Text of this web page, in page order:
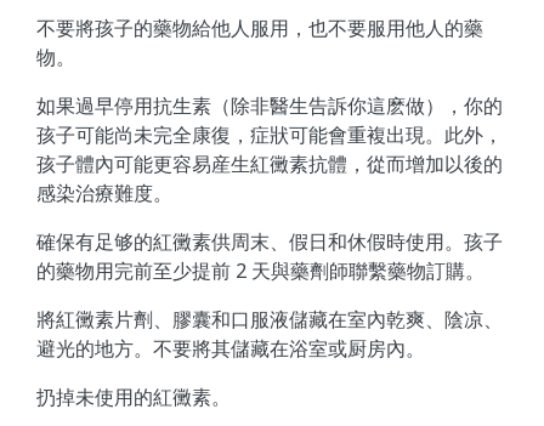
不要將孩子的藥物給他人服用，也不要服用他人的藥
物。
如果過早停用抗生素（除非醫生告訴你這麽做），你的
孩子可能尚未完全康復，症狀可能會重複出現。此外，
孩子體內可能更容易産生紅黴素抗體，從而增加以後的
感染治療難度。
確保有足够的紅黴素供周末、假日和休假時使用。孩子
的藥物用完前至少提前 2 天與藥劑師聯繫藥物訂購。
將紅黴素片劑、膠囊和口服液儲藏在室內乾爽、陰凉、
避光的地方。不要將其儲藏在浴室或厨房內。
扔掉未使用的紅黴素。